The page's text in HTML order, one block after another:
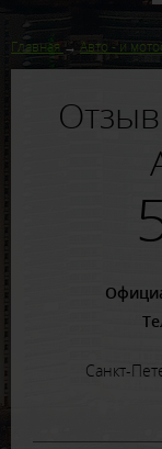
Главная Авто - и
Санкт-